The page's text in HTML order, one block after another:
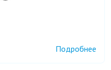
Подробнее